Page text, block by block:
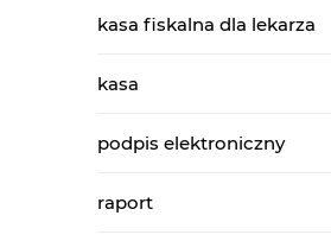
kasa fiskalna dla lekarza
kasa
podpis elektroniczny
raport